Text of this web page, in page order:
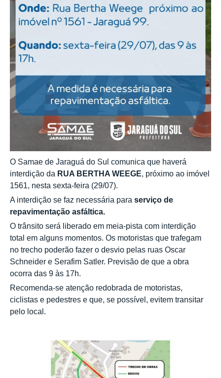
O Samae de Jaraguá do Sul comunica que haverá
interdição da RUA BERTHA WEEGE, próximo ao imóvel
1561, nesta sexta-feira (29/07).
A interdição se faz necessária para serviço de
repavimentação asfáltica.
O trânsito será liberado em meia-pista com interdição
total em alguns momentos. Os motoristas que trafegam
no trecho poderão fazer o desvio pelas ruas Oscar
Schneider e Serafim Satler. Previsão de que a obra
ocorra das 9 às 17h.
Recomenda-se atenção redobrada de motoristas,
ciclistas e pedestres e que, se possível, evitem transitar
pelo local.